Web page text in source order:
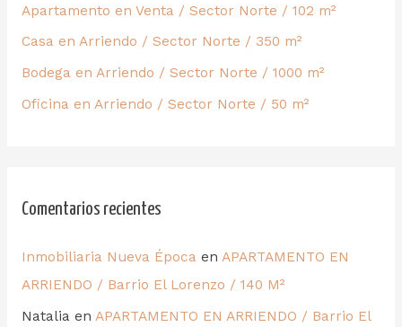
Apartamento en Venta / Sector Norte / 102 m²
Casa en Arriendo / Sector Norte / 350 m²
Bodega en Arriendo / Sector Norte / 1000 m²
Oficina en Arriendo / Sector Norte / 50 m²
Comentarios recientes
Inmobiliaria Nueva Época en APARTAMENTO EN
ARRIENDO / Barrio El Lorenzo / 140 M²
Nataliaen APARTAMENTO EN ARRIENDO / Barrio El